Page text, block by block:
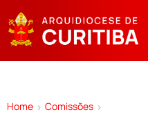
Home > Comissões >